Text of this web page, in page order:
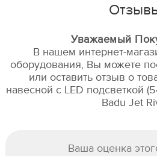
Уважаемый
В нашем интернет-
оборудования, Вы можете
или оставить отзыв о
навесной с LED подсветкой
Badu Jet
Ваша оценка